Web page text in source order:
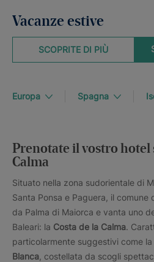
Vacanze estive
SCOPRITE DI PIÙ
Europa Spagna
Prenotate il vostro hotel
Calma
Situato nella zona sudorientale di
Santa Ponsa e Paguera, il comune
da Palma di Maiorca e vanta uno
Baleari: la Costa de la Calma.
particolarmente suggestivi come
Blanca , costellata da scogli